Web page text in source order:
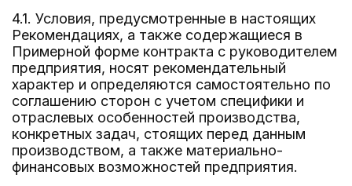
4.1. Условия, предусмотренные в настоящих
Рекомендациях, а также содержащиеся в
Примерной форме контракта с руководителем
предприятия, носят рекомендательный
характер и определяются самостоятельно по
соглашению сторон с учетом специфики и
отраслевых особенностей производства,
конкретных задач, стоящих перед данным
производством, а также материально-
финансовых возможностей предприятия.